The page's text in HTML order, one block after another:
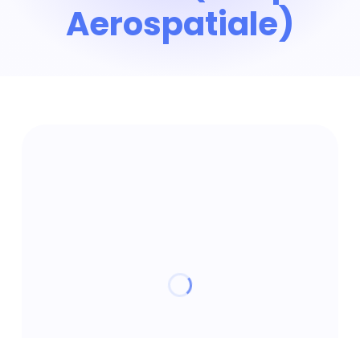
Aerospatiale)